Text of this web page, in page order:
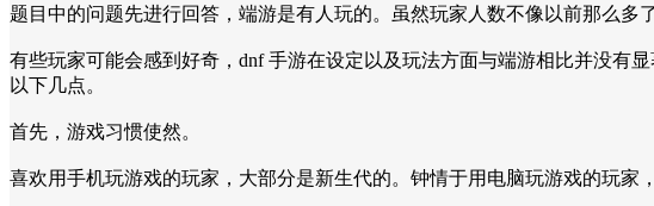
题目中的问题先进行回答，端游是有人玩的。虽然玩家人数不像以前那么多
有些玩家可能会感到好奇，dnf 手游在设定以及玩法方面与端游相比并没有
以下几点。
首先，游戏习惯使然。
喜欢用手机玩游戏的玩家，大部分是新生代的。钟情于用电脑玩游戏的玩家